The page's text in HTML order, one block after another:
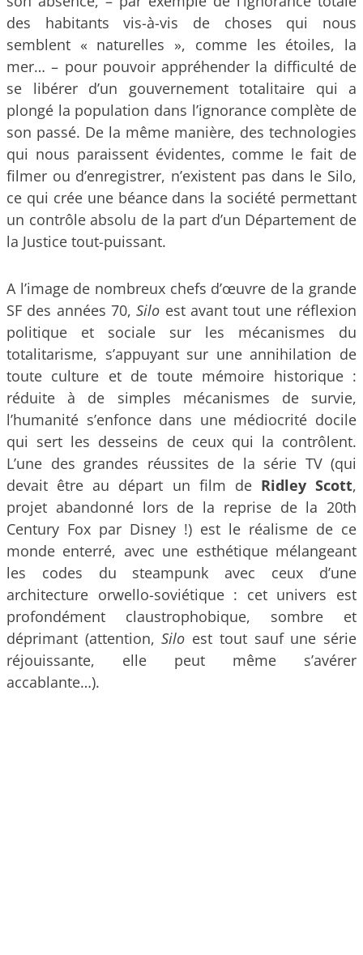
des habitants vis-à-vis de choses qui nous
semblent « naturelles », comme les étoiles, la
mer… – pour pouvoir appréhender la difficulté de
se libérer d’un gouvernement totalitaire qui a
plongé la population dans l’ignorance complète de
son passé. De la même manière, des technologies
qui nous paraissent évidentes, comme le fait de
filmer ou d’enregistrer, n’existent pas dans le Silo,
ce qui crée une béance dans la société permettant
un contrôle absolu de la part d’un Département de
la Justice tout-puissant.
A l’image de nombreux chefs d’œuvre de la grande
SF des années 70,Silo est avant tout une réflexion
politique et sociale sur les mécanismes du
totalitarisme, s’appuyant sur une annihilation de
toute culture et de toute mémoire historique :
réduite à de simples mécanismes de survie,
l’humanité s’enfonce dans une médiocrité docile
qui sert les desseins de ceux qui la contrôlent.
L’une des grandes réussites de la série TV (qui
devait être au départ un film de Ridley Scott,
projet abandonné lors de la reprise de la 20th
Century Fox par Disney !) est le réalisme de ce
monde enterré, avec une esthétique mélangeant
les codes du steampunk avec ceux d’une
architecture orwello-soviétique : cet univers est
profondément claustrophobique, sombre et
déprimant (attention,Silo est tout sauf une série
réjouissante, elle peut même s’avérer
accablante…).